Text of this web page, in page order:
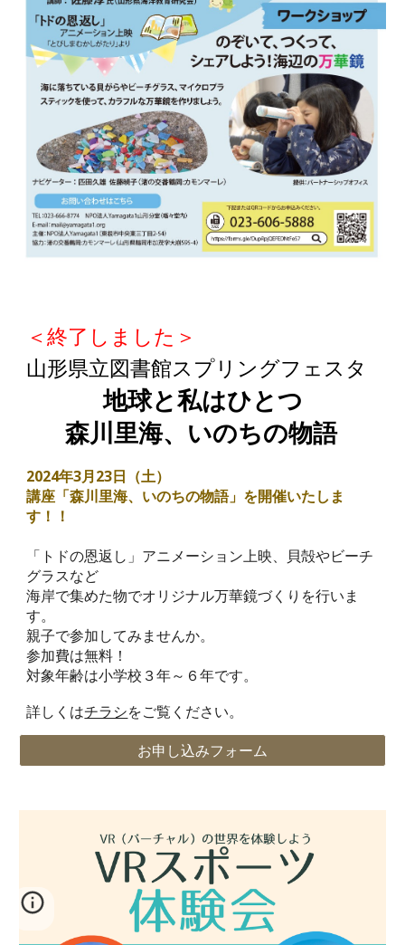
＜終了しました＞
山形県立図書館スプリングフェスタ
地球と私はひとつ
森川里海、いのちの物語
2024年3月23日（土）
講座「森川里海、いのちの物語」を開催いたしま
す！！
「トドの恩返し」アニメーション上映、貝殻やビーチ
グラスなど
海岸で集めた物でオリジナル万華鏡づくりを行いま
す。
親子で参加してみませんか。
参加費は無料！
対象年齢は小学校３年～６年です。
詳しくはチラシをご覧ください。
お申し込みフォーム